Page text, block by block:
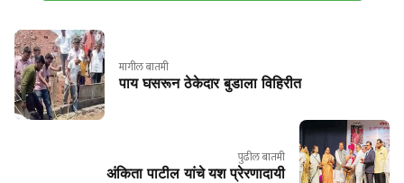
मागील बातमी
पाय घसरून ठेकेदार बुडाला विहिरीत
पुढील बातमी
अंकिता पाटील यांचे यश प्रेरणादायी